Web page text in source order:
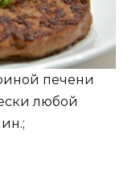
печени
любой